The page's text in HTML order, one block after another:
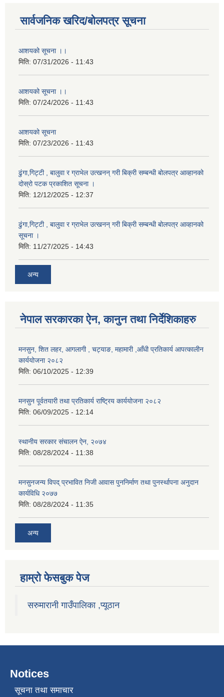
सार्वजनिक खरिद/बोलपत्र सूचना
आशयको सूचना ।।
मिति: 07/31/2026 - 11:43
आशयको सूचना ।।
मिति: 07/24/2026 - 11:43
आशयको सूचना
मिति: 07/23/2026 - 11:43
ढुंगा,गिट्टी , बालुवा र ग्राभेल उत्खनन् गरी बिक्री सम्बन्धी बोलपत्र आव्हानको
दोस्रो पटक प्रकाशित सूचना ।
मिति: 12/12/2025 - 12:37
ढुंगा,गिट्टी , बालुवा र ग्राभेल उत्खनन् गरी बिक्री सम्बन्धी बोलपत्र आव्हानको
सूचना ।
मिति: 11/27/2025 - 14:43
अन्य
नेपाल सरकारका ऐन, कानुन तथा निर्देशिकाहरु
मनसुन, शित लहर, आगलागी , चट्याङ, महामारी ,आँधी प्रतिकार्य आपत्कालीन
कार्ययोजना २०८२
मिति: 06/10/2025 - 12:39
मनसुन पूर्वतयारी तथा प्रतिकार्य राष्ट्रिय कार्ययोजना २०८२
मिति: 06/09/2025 - 12:14
स्थानीय सरकार संचालन ऐन, २०७४
मिति: 08/28/2024 - 11:38
मनसुनजन्य विपद् प्रभावित निजी आवास पुननिर्माण तथा पुनर्स्थापना अनुदान
कार्यविधि २०७७
मिति: 08/28/2024 - 11:35
अन्य
हाम्राे फेसबुक पेज
सरुमारानी गाउँपालिका ,प्यूठान
Notices
सूचना तथा समाचार